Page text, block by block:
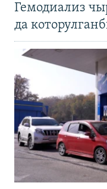
Гемодиализ
да